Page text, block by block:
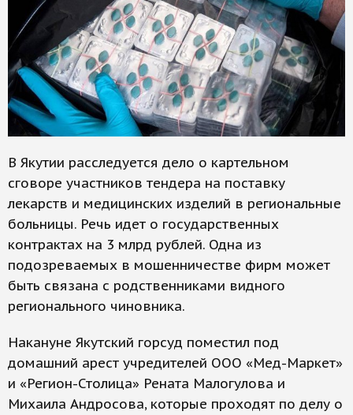
В Якутии расследуется дело о картельном
сговоре участников тендера на поставку
лекарств и медицинских изделий в региональные
больницы. Речь идет о государственных
контрактах на 3 млрд рублей. Одна из
подозреваемых в мошенничестве фирм может
быть связана с родственниками видного
регионального чиновника.
Накануне Якутский горсуд поместил под
домашний арест учредителей ООО «Мед-Маркет»
и «Регион-Столица» Рената Малогулова и
Михаила Андросова, которые проходят по делу о